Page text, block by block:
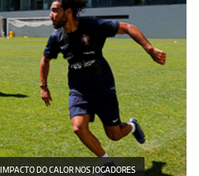
DO CALOR NOS JOGADORES